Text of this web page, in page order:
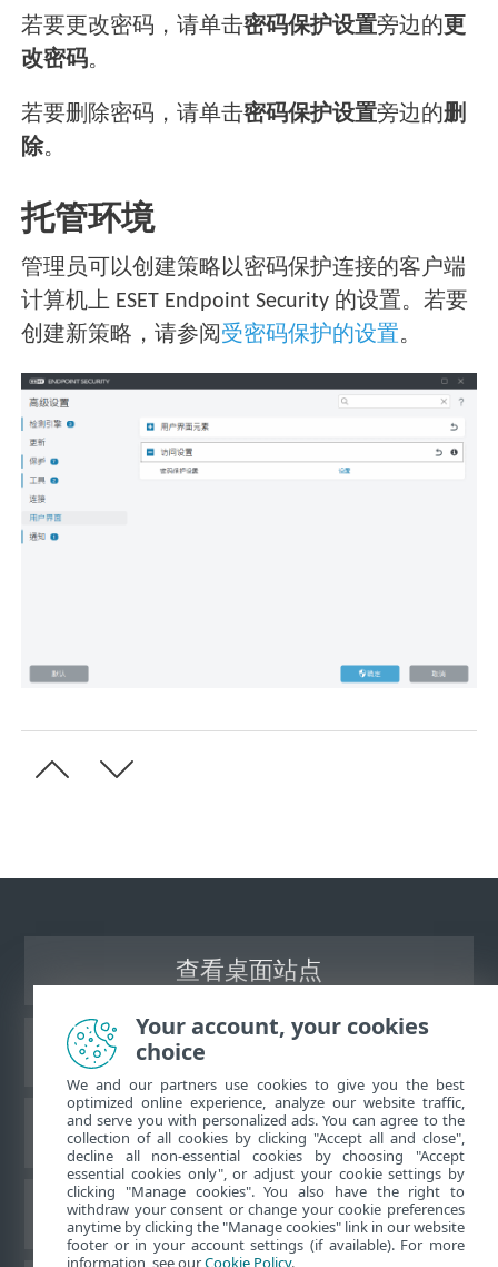
若要更改密码，请单击密码保护设置旁边的 更
改密码。
若要删除密码，请单击密码保护设置旁边的删
除。
托管环境
管理员可以创建策略以密码保护连接的客户端
计算机上 ESET Endpoint Security 的设置。若要
创建新策略，请参阅 受密码保护的设置。
查看桌面站点
ESET 知识库
ESET 论坛
区域支持
Your account, your cookies
choice
We and our partners use cookies to give you the best
optimized online experience, analyze our website traffic,
and serve you with personalized ads. You can agree to the
collection of all cookies by clicking "Accept all and close",
decline all non-essential cookies by choosing "Accept
essential cookies only", or adjust your cookie settings by
clicking "Manage cookies". You also have the right to
withdraw your consent or change your cookie preferences
anytime by clicking the "Manage cookies" link in our website
footer or in your account settings (if available). For more
information, see ourCookie Policy.